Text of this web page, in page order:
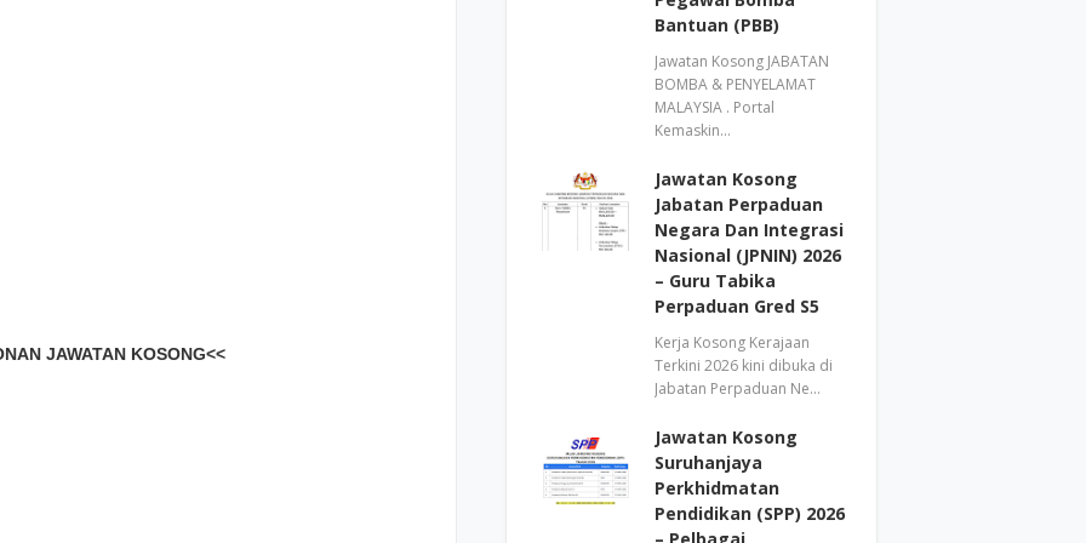
JAWATAN KOSONG<<
Bantuan (PBB)
Jawatan Kosong JABATAN
BOMBA & PENYELAMAT
MALAYSIA . Portal
Kemaskin…
Jawatan Kosong
Jabatan Perpaduan
Negara Dan Integrasi
Nasional (JPNIN) 2026
– Guru Tabika
Perpaduan Gred S5
Kerja Kosong Kerajaan
Terkini 2026 kini dibuka di
Jabatan Perpaduan Ne…
Jawatan Kosong
Suruhanjaya
Perkhidmatan
Pendidikan (SPP) 2026